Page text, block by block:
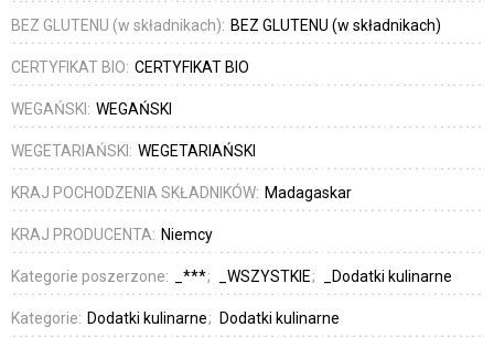
BEZ GLUTENU (w składnikach): BEZ GLUTENU (w składnikach)
CERTYFIKAT BIO: CERTYFIKAT BIO
WEGAŃSKI: WEGAŃSKI
WEGETARIAŃSKI: WEGETARIAŃSKI
KRAJ POCHODZENIA SKŁADNIKÓW: Madagaskar
KRAJ PRODUCENTA: Niemcy
Kategorie poszerzone: _*** _WSZYSTKIE _Dodatki kulinarne
Kategorie: Dodatki kulinarne Dodatki kulinarne